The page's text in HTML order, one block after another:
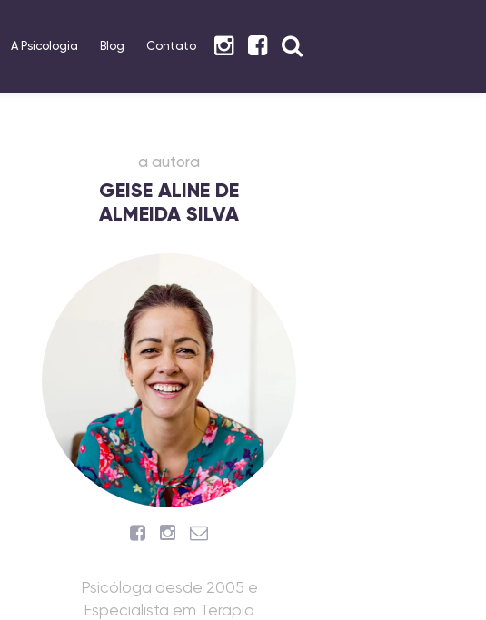
A Psicologia Blog Contato
a autora
GEISE ALINE DE
ALMEIDA SILVA
Psicóloga desde 2005 e
Especialista em Terapia